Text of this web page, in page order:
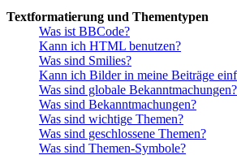
Textformatierung und Thementypen
Was ist BBCode?
Kann ich HTML benutzen?
Was sind Smilies?
Kann ich Bilder in meine Beiträge
Was sind globale Bekanntmachungen?
Was sind Bekanntmachungen?
Was sind wichtige Themen?
Was sind geschlossene Themen?
Was sind Themen-Symbole?